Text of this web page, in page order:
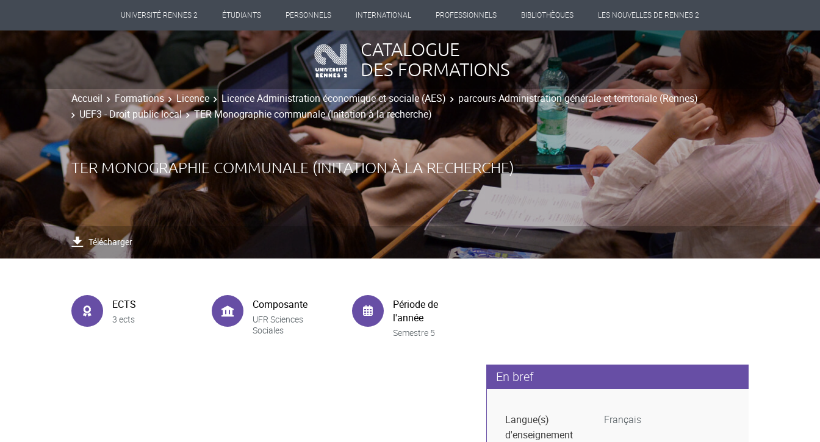
UNIVERSITÉ RENNES 2 ÉTUDIANTS PERSONNELS INTERNATIONAL PROFESSIONNELS BIBLIOTHÈQUES LES NOUVELLES DE RENNES 2
CATALOGUE
DES FORMATIONS
Accueil Formations Licence Licence Administration économique et sociale (AES)
parcours Administration générale et territoriale (Rennes)
UEF3 - Droit public local
TER Monographie communale (Initation à la recherche)
TER MONOGRAPHIE COMMUNALE (INITATION À LA RECHERCHE)
Télécharger
ECTS
3 ects
Composante
UFR Sciences
Sociales
Période de
l'année
Semestre 5
En bref
Langue(s)
d'enseignement
Français